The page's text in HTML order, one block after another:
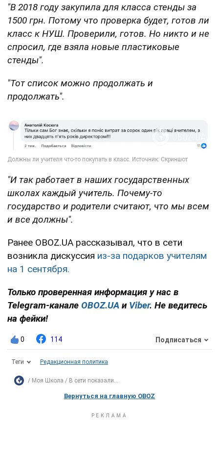
"В 2018 году закупила для класса стенды за
1500 грн. Потому что проверка будет, готов ли
класс к НУШ. Проверили, готов. Но никто и не
спросил, где взяла новые пластиковые
стенды".
"Тот список можно продолжать и
продолжать".
"И так работает в наших государственных
школах каждый учитель. Почему-то
государство и родители считают, что мы всем
и все должны".
Ранее OBOZ.UA рассказывал, что в сети
возникла дискуссия из-за подарков учителям
на 1 сентября.
Только проверенная информация у нас в
Telegram-канале OBOZ.UA и Viber. Не ведитесь
на фейки!
0 114 Подписаться
Теги Редакционная политика
Моя Школа В сети показали...
Вернуться на главную OBOZ